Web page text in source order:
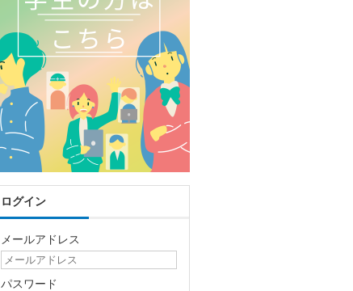
ログイン
メールアドレス
パスワード